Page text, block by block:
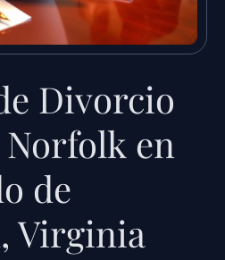
Divorcio
en
de
Virginia